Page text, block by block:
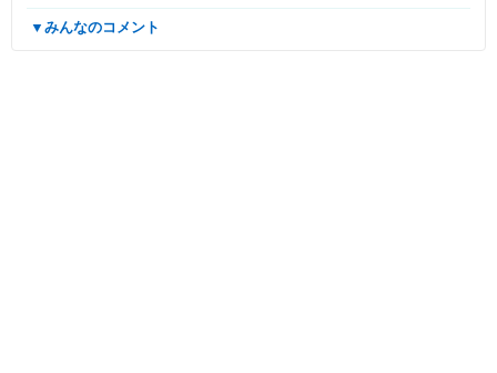
▼みんなのコメント